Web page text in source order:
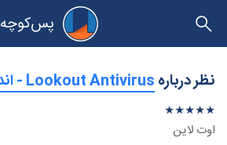
پس‌کوچه
حریم خصوصی
نظر درباره‫Lookout Antivirus - اندروید
★★★★★
★
★
★
★
★
اوت لاین